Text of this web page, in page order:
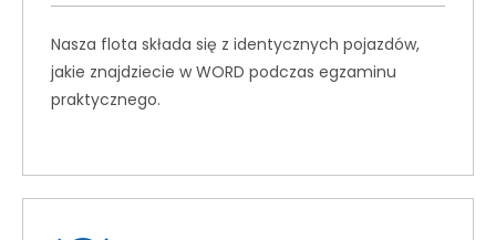
Nasza flota składa się z identycznych pojazdów,
jakie znajdziecie w WORD podczas egzaminu
praktycznego.